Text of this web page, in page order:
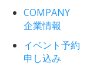
COMPANY
企業情報
イベント予約
申し込み